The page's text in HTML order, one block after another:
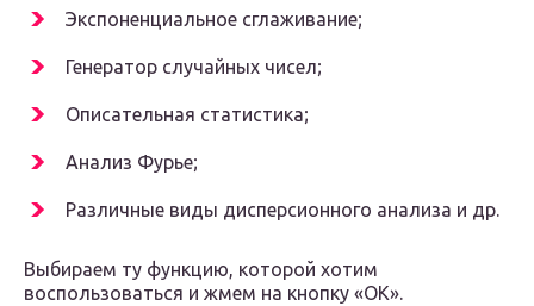
Экспоненциальное сглаживание;
Генератор случайных чисел;
Описательная статистика;
Анализ Фурье;
Различные виды дисперсионного анализа и др.
Выбираем ту функцию, которой хотим
воспользоваться и жмем на кнопку «OK».